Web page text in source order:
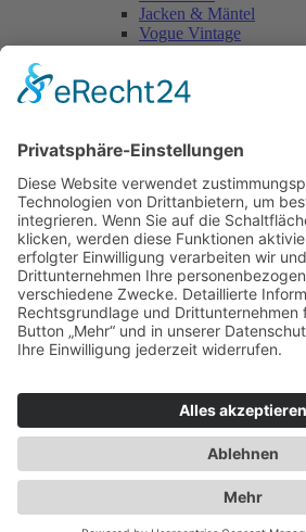
Jacken & Mäntel
Vogue Vintage
Accessoires
Kleider
Homewear
Jacken & Mäntel
Curvy
Herren
Kids
Burda Fantasy
Accessoires & Deko
NEU im Shop
SALE
Suchen
Bitte mindestens 5 Buschstaben
Vertrag